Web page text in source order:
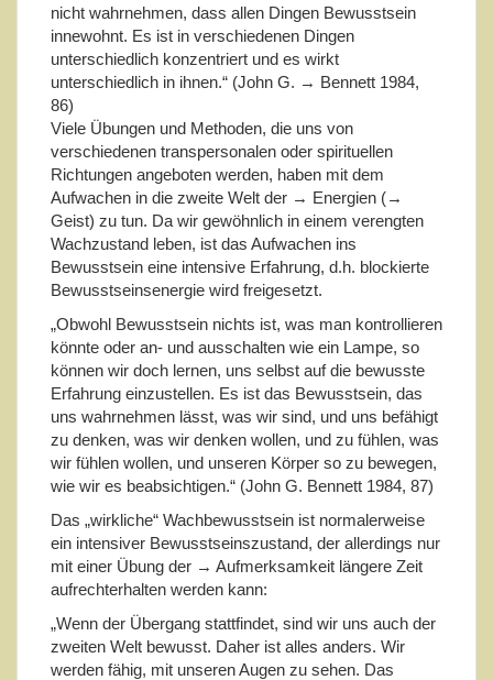
nicht wahrnehmen, dass allen Dingen Bewusstsein
innewohnt. Es ist in verschiedenen Dingen
unterschiedlich konzentriert und es wirkt
unterschiedlich in ihnen.“ (John G. → Bennett 1984,
86)
Viele Übungen und Methoden, die uns von
verschiedenen transpersonalen oder spirituellen
Richtungen angeboten werden, haben mit dem
Aufwachen in die zweite Welt der → Energien (→
Geist) zu tun. Da wir gewöhnlich in einem verengten
Wachzustand leben, ist das Aufwachen ins
Bewusstsein eine intensive Erfahrung, d.h. blockierte
Bewusstseinsenergie wird freigesetzt.
„Obwohl Bewusstsein nichts ist, was man kontrollieren
könnte oder an- und ausschalten wie ein Lampe, so
können wir doch lernen, uns selbst auf die bewusste
Erfahrung einzustellen. Es ist das Bewusstsein, das
uns wahrnehmen lässt, was wir sind, und uns befähigt
zu denken, was wir denken wollen, und zu fühlen, was
wir fühlen wollen, und unseren Körper so zu bewegen,
wie wir es beabsichtigen.“ (John G. Bennett 1984, 87)
Das „wirkliche“ Wachbewusstsein ist normalerweise
ein intensiver Bewusstseinszustand, der allerdings nur
mit einer Übung der → Aufmerksamkeit längere Zeit
aufrechterhalten werden kann:
„Wenn der Übergang stattfindet, sind wir uns auch der
zweiten Welt bewusst. Daher ist alles anders. Wir
werden fähig, mit unseren Augen zu sehen. Das